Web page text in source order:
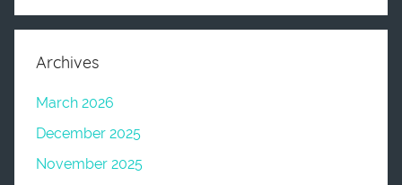
Archives
March 2026
December 2025
November 2025